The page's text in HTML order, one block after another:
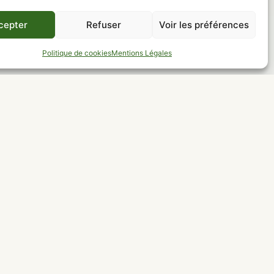
Refuser Voir les préférences
Politique de cookiesMentions Légales